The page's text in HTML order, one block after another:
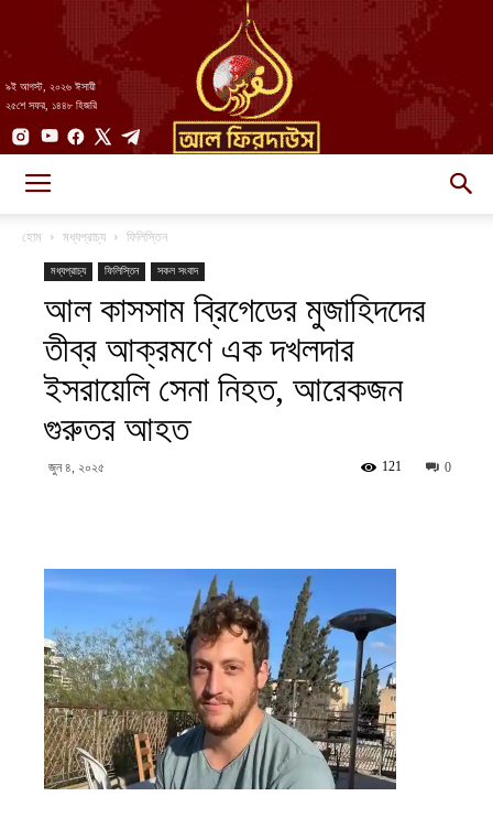
৯ই আগস্ট, ২০২৬ ঈসায়ী
২৫শে সফর, ১৪৪৮ হিজরি
||
আল-
হোম মধ্যপ্রাচ্য ফিলিস্তিন
মধ্যপ্রাচ্য ফিলিস্তিন সকল সংবাদ
আল কাসসাম ব্রিগেডের মুজাহিদদের
তীব্র আক্রমণে এক দখলদার
ইসরায়েলি সেনা নিহত, আরেকজন
গুরুতর আহত
জুন ৪, ২০২৫ 0
121